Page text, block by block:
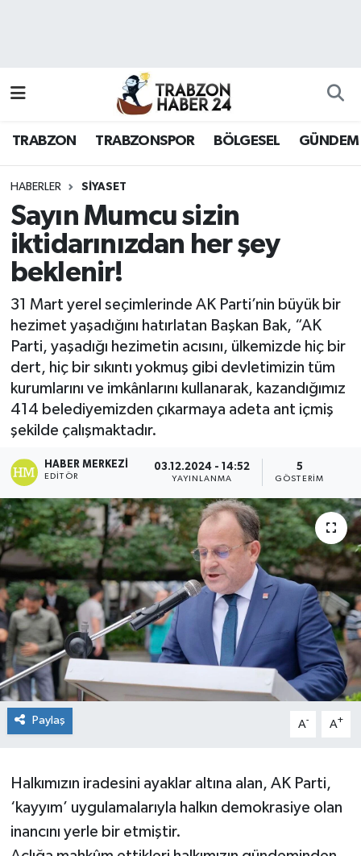
TRABZON TRABZONSPOR BÖLGESEL GÜNDEM
HABERLER SİYASET
Sayın Mumcu sizin
iktidarınızdan her şey
beklenir!
31 Mart yerel seçimlerinde AK Parti’nin büyük bir
hezimet yaşadığını hatırlatan Başkan Bak, “AK
Parti, yaşadığı hezimetin acısını, ülkemizde hiç bir
dert, hiç bir sıkıntı yokmuş gibi devletimizin tüm
kurumlarını ve imkânlarını kullanarak, kazandığımız
414 belediyemizden çıkarmaya adeta ant içmiş
şekilde çalışmaktadır.
HABER MERKEZI
EDITÖR
03.12.2024 - 14:52
YAYINLANMA
5
GÖSTERIM
Paylaş A- A+
Halkımızın iradesini ayaklar altına alan, AK Parti,
‘kayyım’ uygulamalarıyla halkın demokrasiye olan
inancını yerle bir etmiştir.
Hava Durumu
Namaz Vakitleri
Trafik Durumu
Süper Lig Puan Durumu ve Fikstür
Tüm Manşetler
Son Dakika Haberleri
Haber Arşivi